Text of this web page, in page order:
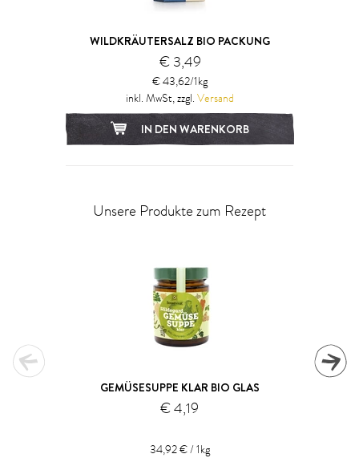
WILDKRÄUTERSALZ BIO PACKUNG
€ 3,49
€ 43,62/1kg
inkl. MwSt, zzgl. Versand
IN DEN WARENKORB
Unsere Produkte zum Rezept
GEMÜSESUPPE KLAR BIO GLAS
€ 4,19
34,92 € / 1kg